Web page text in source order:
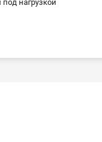
нагрузкой